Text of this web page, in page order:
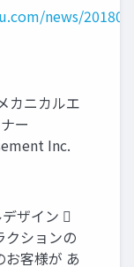
news/
カニカルエ
ー
Inc.
ザイン 
クションの
お客様が あ